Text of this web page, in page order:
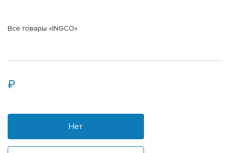
Все товары «INGCO»
Нет